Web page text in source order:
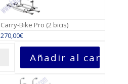
Carry-Bike Pro (2 bicis)
270,00€
Añadir al carrito